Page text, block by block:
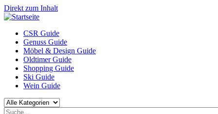
Direkt zum Inhalt
CSR Guide
Genuss Guide
Möbel & Design Guide
Oldtimer Guide
Shopping Guide
Ski Guide
Wein Guide